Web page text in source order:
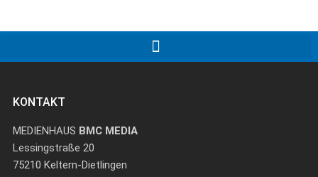
KONTAKT
MEDIENHAUS BMC MEDIA
Lessingstraße 20
75210 Keltern-Dietlingen